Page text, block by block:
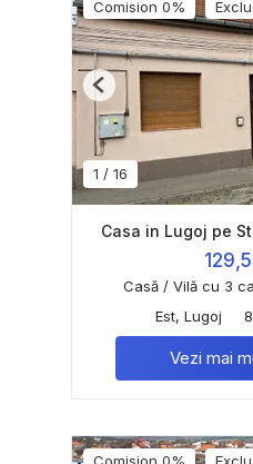
Comision 0%
1 / 16
Previous
Casa in Lugoj pe
Casă / Vilă cu 3
Est, Lugoj
Vezi mai